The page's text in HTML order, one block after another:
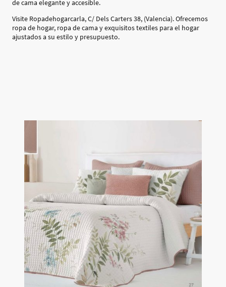
de cama elegante y accesible.
Visite Ropadehogarcarla, C/ Dels Carters 38, (Valencia). Ofrecemos
ropa de hogar, ropa de cama y exquisitos textiles para el hogar
ajustados a su estilo y presupuesto.